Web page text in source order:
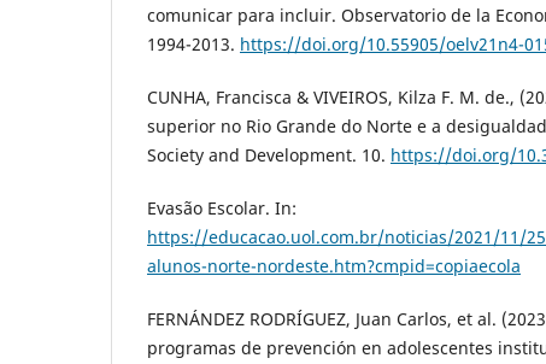
comunicar para incluir. Observatorio de la
1994-2013. https://doi.org/10.55905/oelv21n4-
CUNHA, Francisca & VIVEIROS, Kilza F. M. de.,
superior no Rio Grande do Norte e a
Society and Development. 10. https://doi.org/
Evasão Escolar. In:
https://educacao.uol.com.br/noticias/2021/11/
alunos-norte-nordeste.htm?cmpid=copiaecola
FERNÁNDEZ RODRÍGUEZ, Juan Carlos, et al.
programas de prevención en adolescentes